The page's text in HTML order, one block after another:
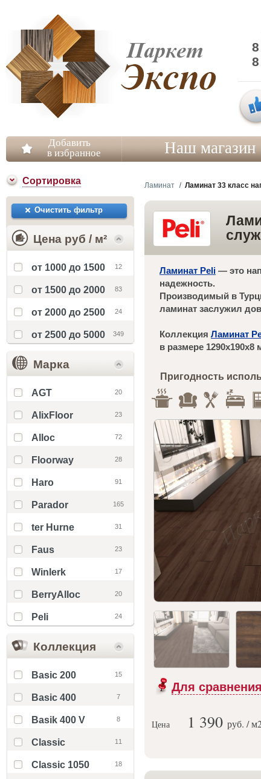
Добавить
в избранное
Наш магазин
Ламинат Ламинат 33 класс
Ламинат Peli — это
надежность.
Производимый в
ламинат заслужил
Коллекция Ламинат
в размере 1290х190х8
Пригодность
Для сравнения
Цена 1 390 руб. / м
Сортировка
Очистить фильтр
Цена руб / м²
от 1000 до 1500 12
от 1500 до 2000 83
от 2000 до 2500 24
от 2500 до 5000 349
Марка
AGT 20
AlixFloor 23
Alloc 72
Floorway 28
Haro 91
Parador 165
ter Hurne 31
Faus 23
Winlerk 17
BerryAlloc 20
Peli 24
Коллекция
Basic 200 15
Basic 400 7
Basik 400 V 8
Classic 11
Classic 1050 18